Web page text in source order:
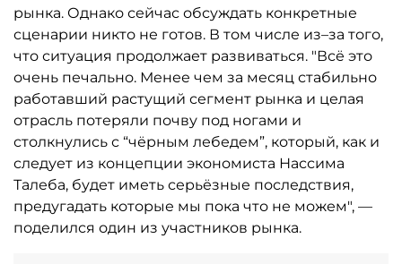
рынка. Однако сейчас обсуждать конкретные
сценарии никто не готов. В том числе из–за того,
что ситуация продолжает развиваться. "Всё это
очень печально. Менее чем за месяц стабильно
работавший растущий сегмент рынка и целая
отрасль потеряли почву под ногами и
столкнулись с “чёрным лебедем”, который, как и
следует из концепции экономиста Нассима
Талеба, будет иметь серьёзные последствия,
предугадать которые мы пока что не можем", —
поделился один из участников рынка.